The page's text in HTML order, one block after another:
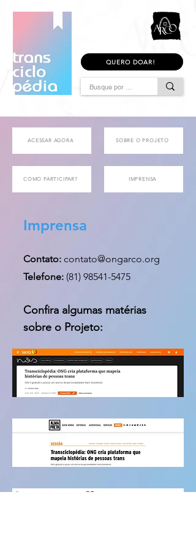
QUERO DOAR!
ACESSAR AGORA SOBRE O PROJETO
COMO PARTICIPAR? IMPRENSA
Imprensa
Contato: contato@ongarco.org
Telefone: (81) 98541-5475
Confira algumas matérias
sobre o Projeto: